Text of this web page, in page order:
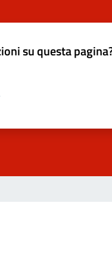
su questa